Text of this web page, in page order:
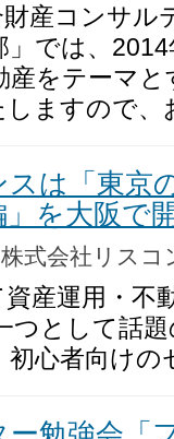
産コンサル
」では、
産をテーマ
しますので
は「東京
を大阪で
株式会社リス
資産運用・
つとして話
初心者向けの